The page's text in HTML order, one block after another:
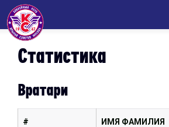
Статистика
Вратари
ИМЯ ФАМИЛИЯ
#